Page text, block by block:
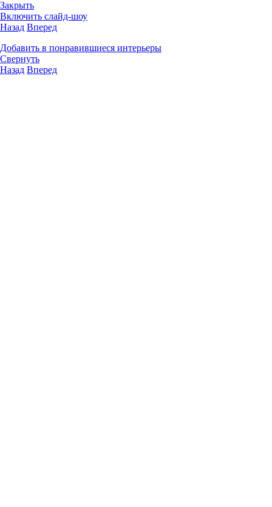
Закрыть
Включить слайд-шоу
Назад Вперед
Добавить в понравившиеся интерьеры
Свернуть
Назад Вперед